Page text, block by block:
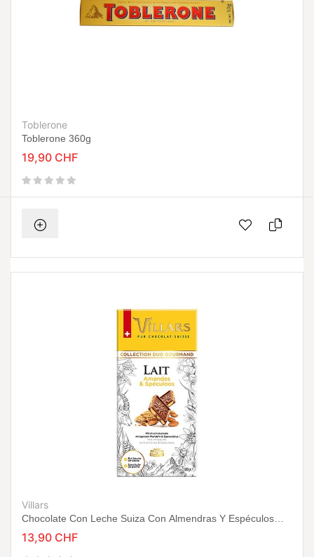
Toblerone
Toblerone 360g
19,90 CHF
Villars
Chocolate Con Leche Suiza Con Almendras Y Espéculos
13,90 CHF